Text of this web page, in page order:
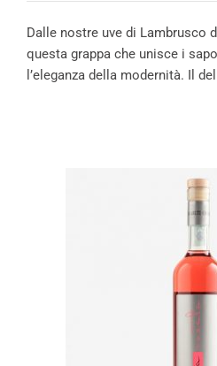
Dalle nostre uve di Lambrusco
questa grappa che unisce i
l’eleganza della modernità. Il